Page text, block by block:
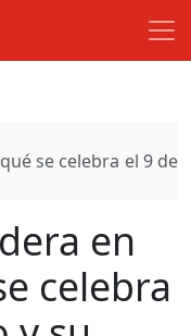
se celebra el 9 de
en
celebra